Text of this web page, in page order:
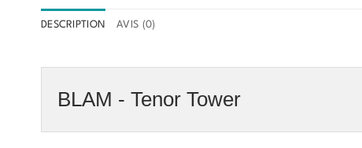
DESCRIPTION AVIS (0)
BLAM - Tenor Tower